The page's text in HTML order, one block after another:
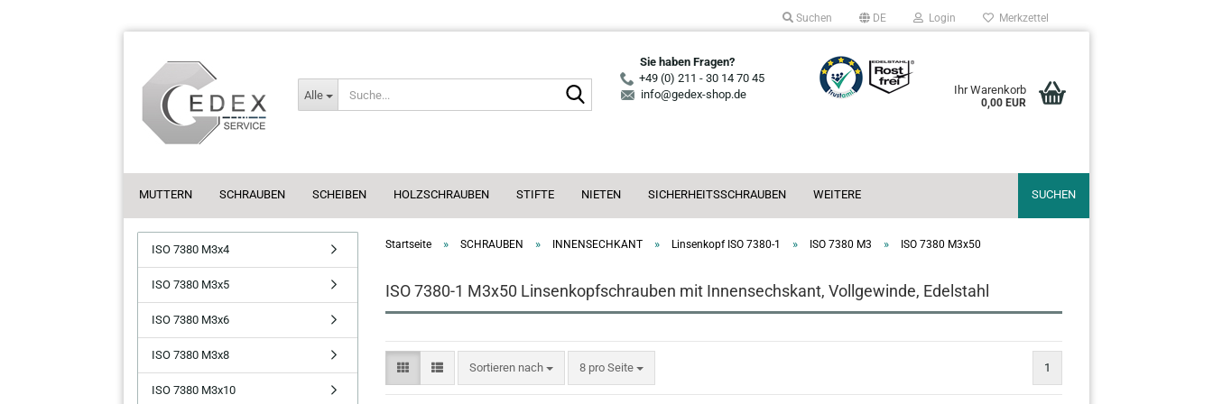
Suchen DE Login Merkzettel
Alle
Suche...
Sie haben Fragen?
+49 (0) 211 - 30 14 70 45
info@gedex-shop.de
Ihr Warenkorb
0,00 EUR
MUTTERN SCHRAUBEN SCHEIBEN HOLZSCHRAUBEN STIFTE NIETEN SICHERHEITSSCHRAUBEN SUCHEN
WEITERE
Startseite » SCHRAUBEN » INNENSECHKANT » Linsenkopf ISO 7380-1 » ISO 7380 M3 » ISO 7380 M3x50
ISO 7380-1 M3x50 Linsenkopfschrauben mit Innensechskant, Vollgewinde, Edelstahl
Sortieren nach
Sortieren nach 8 pro Seite
pro Seite 1
ISO 7380 M3x4
ISO 7380 M3x5
ISO 7380 M3x6
ISO 7380 M3x8
ISO 7380 M3x10